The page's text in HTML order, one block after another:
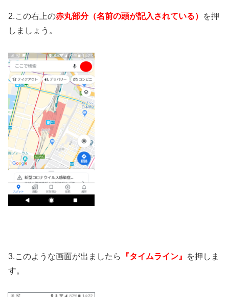
2.この右上の赤丸部分（名前の頭が記入されている）
を押
しましょう。
3.このような画面が出ましたら 『タイムライン』
を押しま
す。